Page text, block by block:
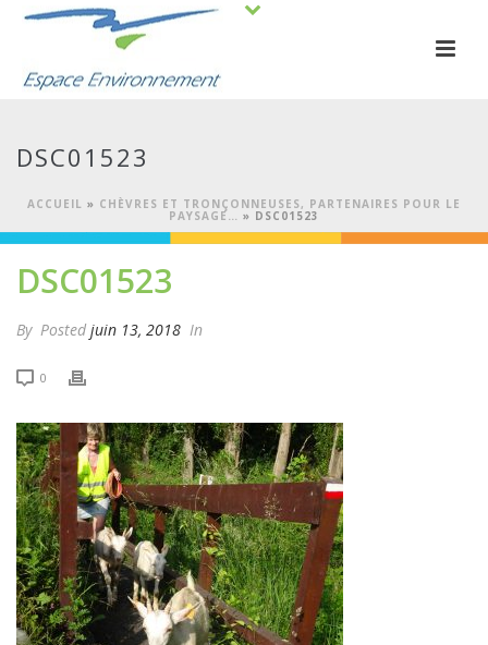
DSC01523
ACCUEIL » CHÈVRES ET TRONÇONNEUSES, PARTENAIRES POUR LE
PAYSAGE… » DSC01523
DSC01523
By Posted juin 13, 2018 In
0